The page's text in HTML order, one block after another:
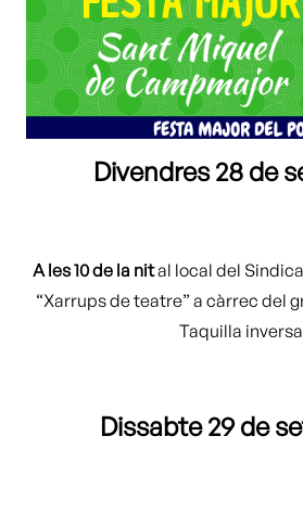
Divendres 28 de
A les 10 de la nital local del
“Xarrups de teatre” a càrrec del
Taquilla
Dissabte 29 de